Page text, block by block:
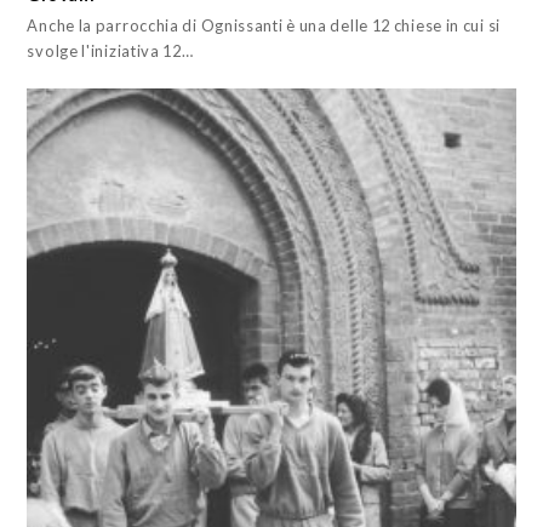
Anche la parrocchia di Ognissanti è una delle 12 chiese in cui si
svolge l'iniziativa 12…